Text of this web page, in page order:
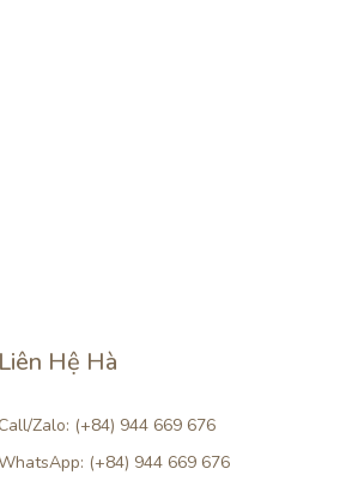
Liên Hệ Hà
Call/Zalo: (+84) 944 669 676
(+84) 944 669 676